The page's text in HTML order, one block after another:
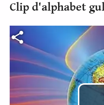
Clip d'alphabet
Fichier vidéo